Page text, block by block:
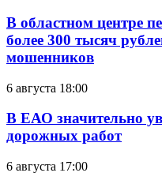
В областном центре
более 300 тысяч
мошенников
6 августа 18:00
В ЕАО значительно
дорожных работ
6 августа 17:00